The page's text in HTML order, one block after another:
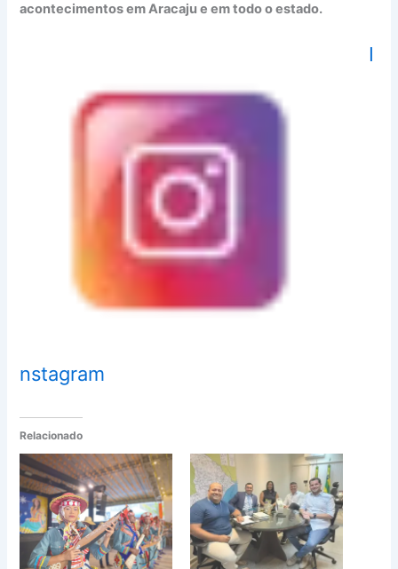
acontecimentos em Aracaju e em todo o estado.
I
nstagram
Relacionado